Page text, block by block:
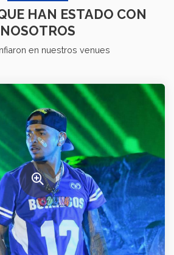
HAN ESTADO CON
NOSOTROS
en nuestros venues